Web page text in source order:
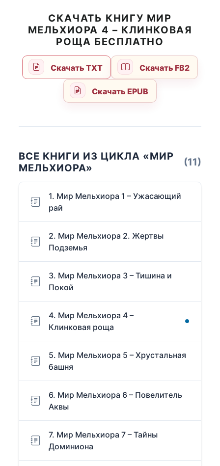
СКАЧАТЬ КНИГУ МИР
МЕЛЬХИОРА 4 – КЛИНКОВАЯ
РОЩА БЕСПЛАТНО
Скачать TXT Скачать FB2
Скачать EPUB
ВСЕ КНИГИ ИЗ ЦИКЛА «МИР
МЕЛЬХИОРА»
(11)
1. Мир Мельхиора 1 – Ужасающий
рай
2. Мир Мельхиора 2. Жертвы
Подземья
3. Мир Мельхиора 3 – Тишина и
Покой
4. Мир Мельхиора 4 –
Клинковая роща
5. Мир Мельхиора 5 – Хрустальная
башня
6. Мир Мельхиора 6 – Повелитель
Аквы
7. Мир Мельхиора 7 – Тайны
Доминиона